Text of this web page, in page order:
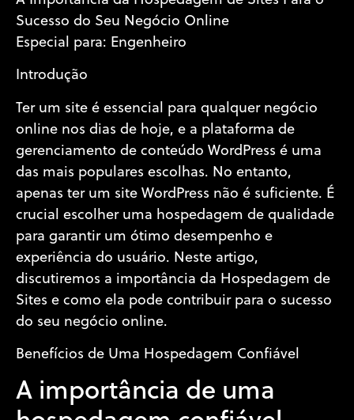
Sucesso do Seu Negócio Online
Especial para: Engenheiro
Introdução
Ter um site é essencial para qualquer negócio
online nos dias de hoje, e a plataforma de
gerenciamento de conteúdo WordPress é uma
das mais populares escolhas. No entanto,
apenas ter um site WordPress não é suficiente. É
crucial escolher uma hospedagem de qualidade
para garantir um ótimo desempenho e
experiência do usuário. Neste artigo,
discutiremos a importância da Hospedagem de
Sites e como ela pode contribuir para o sucesso
do seu negócio online.
Benefícios de Uma Hospedagem Confiável
A importância de uma